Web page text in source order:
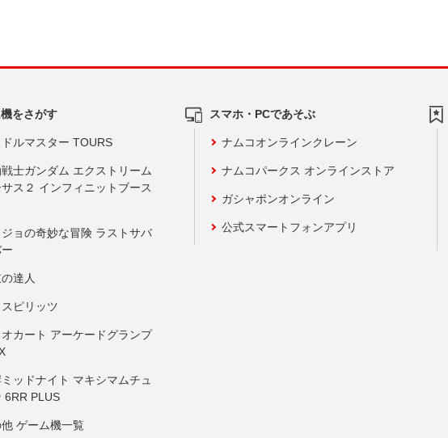
をさがす
ルマスター TOURS
士ガンダム エクストリーム
ス２ インフィニットブース
ョの奇妙な冒険 ラストサバ
達人
ピリッツ
カート アーケードグランプ
ッドナイト マキシマムチュ
6RR PLUS
ゲーム機一覧
スマホ・PCであそぶ
ナムコオンラインクレーン
ナムコパークス オンラインストア
ガシャポンオンライン
公式スマートフォンアプリ